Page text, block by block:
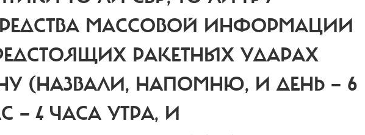
МАССОВОЙ ИНФОРМАЦИИ
РАКЕТНЫХ УДАРАХ
(НАЗВАЛИ, НАПОМНЮ, И ДЕНЬ — 6
— 4 ЧАСА УТРА, И